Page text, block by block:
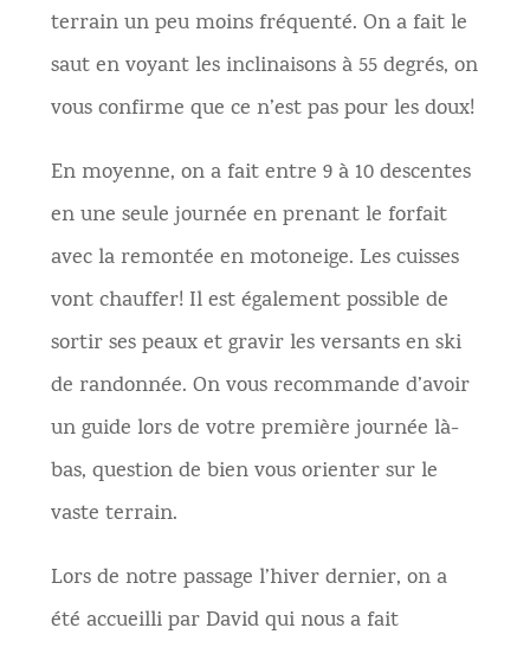
terrain un peu moins fréquenté. On a fait le
saut en voyant les inclinaisons à 55 degrés, on
vous confirme que ce n’est pas pour les doux!
En moyenne, on a fait entre 9 à 10 descentes
en une seule journée en prenant le forfait
avec la remontée en motoneige. Les cuisses
vont chauffer! Il est également possible de
sortir ses peaux et gravir les versants en ski
de randonnée. On vous recommande d’avoir
un guide lors de votre première journée là-
bas, question de bien vous orienter sur le
vaste terrain.
Lors de notre passage l’hiver dernier, on a
été accueilli par David qui nous a fait